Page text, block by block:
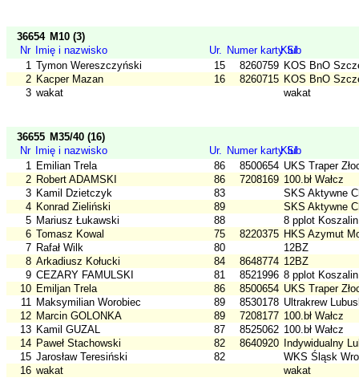
36654 M10 (3)
Nr
Imię i nazwisko Ur. Numer karty SI
Klub
1 Tymon Wereszczyński 15 8260759 KOS BnO
2 Kacper Mazan 16 8260715 KOS BnO
3 wakat wakat
36655 M35/40 (16)
Nr
Imię i nazwisko Ur. Numer karty SI
Klub
1 Emilian Trela 86 8500654 UKS Traper
2 Robert ADAMSKI 86 7208169 100.bł Wałcz
3 Kamil Dzietczyk 83
SKS Aktywne
4 Konrad Zieliński 89
SKS Aktywne
5 Mariusz Łukawski 88
8 pplot Koszalin
6 Tomasz Kowal 75 8220375 HKS Azymut
7 Rafał Wilk 80
12BZ
8 Arkadiusz Kołucki 84 8648774 12BZ
9 CEZARY FAMULSKI 81 8521996 8 pplot Koszalin
10 Emiljan Trela 86 8500654 UKS Traper
11 Maksymilian Worobiec 89 8530178 Ultrakrew
12 Marcin GOLONKA 89 7208177 100.bł Wałcz
13 Kamil GUZAL 87 8525062 100.bł Wałcz
14 Paweł Stachowski 82 8640920
Indywidualny
15 Jarosław Teresiński 82
WKS Śląsk
16 wakat wakat